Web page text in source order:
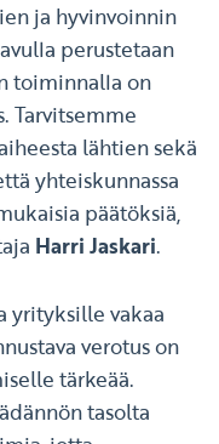
ja hyvinvoinnin
perustetaan
toiminnalla on
Tarvitsemme
lähtien sekä
yhteiskunnassa
päätöksiä,
Harri Jaskari.
yrityksille vakaa
verotus on
tärkeää.
tasolta